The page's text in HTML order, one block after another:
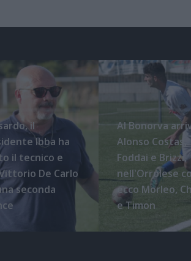
il
Ibba ha
il tecnico e
De Carlo
seconda
Al Bonorva
Alonso Costas,
Foddai e Brizzi,
nell'Orrolese
ecco Morleo,
e Timon